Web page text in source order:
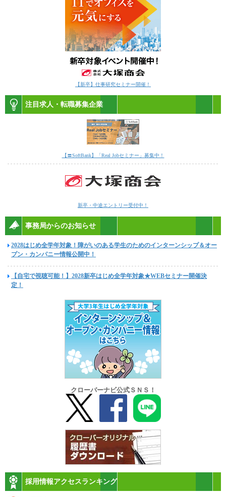
【新卒】仕事研究セミナー開催！
注目求人・転職募集企業
【〓SoftBank】「Real Jobセミナー」募集中！
新卒・中途エントリー受付中！
事務局からのお知らせ
2028はじめ全学年対象！障がいのある学生のためのインターンシップ＆オー
プン・カンパニー情報公開中！
【自宅で視聴可能！】2028新卒はじめ全学年対象★WEBセミナー開催決
定！
クローバーナビ公式ＳＮＳ！
採用情報アクセスランキング